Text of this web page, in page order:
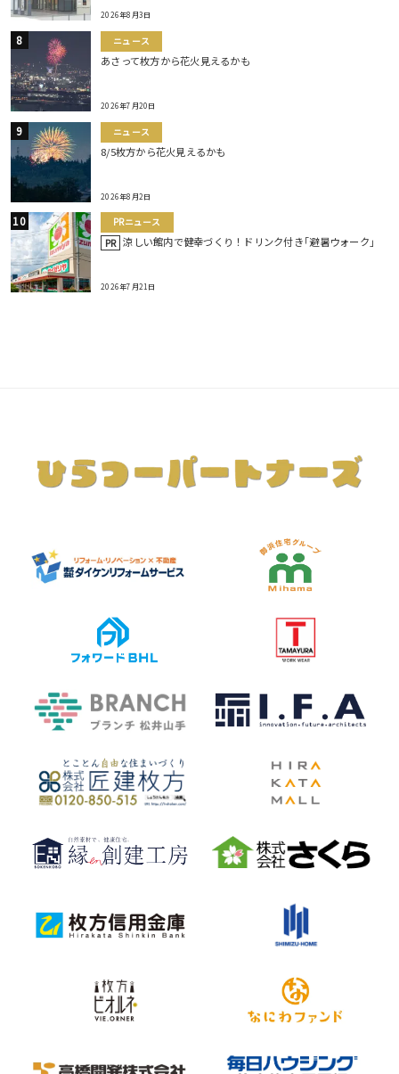
2026年8月3日
ニュース
あさって枚方から花火見えるかも
2026年7月20日
ニュース
8/5枚方から花火見えるかも
2026年8月2日
PRニュース
PR 涼しい館内で健幸づくり！ドリンク付き｢避暑ウォーク｣
2026年7月21日